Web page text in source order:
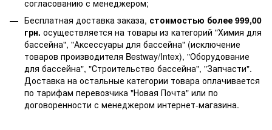
согласованию с менеджером;
Бесплатная доставка заказа, стоимостью более 999,00
грн. осуществляется на товары из категорий "Химия для
бассейна", "Аксессуары для бассейна" (исключение
товаров производителя Bestway/Intex), "Оборудование
для бассейна", "Строительство бассейна", "Запчасти".
Доставка на остальные категории товара оплачивается
по тарифам перевозчика "Новая Почта" или по
договоренности с менеджером интернет-магазина.